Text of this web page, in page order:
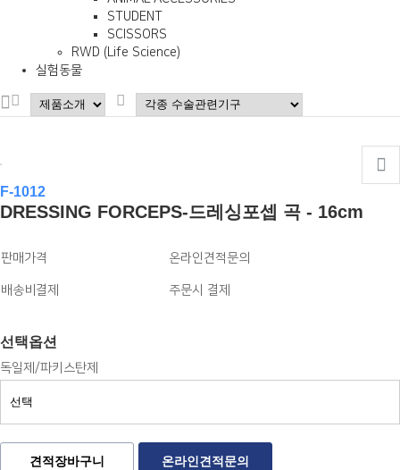
STUDENT
SCISSORS
RWD (Life Science)
실험동물
F-1012
DRESSING FORCEPS-드레싱포셉 곡 - 16cm
판매가격 온라인견적문의
배송비결제 주문시 결제
선택옵션
독일제/파키스탄제
견적장바구니 온라인견적문의